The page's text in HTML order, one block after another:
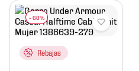
Rebajas